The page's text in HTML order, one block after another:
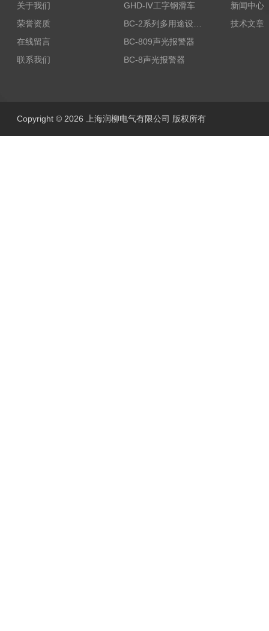
关于我们
荣誉资质
在线留言
联系我们
GHD-Ⅳ工字钢滑车
BC-809声光报警器
BC-8声光报警器
新闻中心
技术文章
Copyright © 2026 上海润柳电气有限公司 版权所有